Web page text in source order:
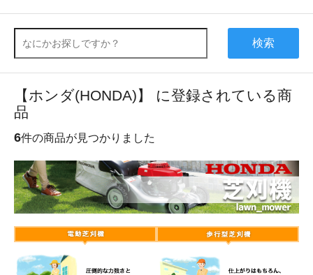
検索
【ホンダ(HONDA)】 に登録されている商
品
6件の商品が見つかりました